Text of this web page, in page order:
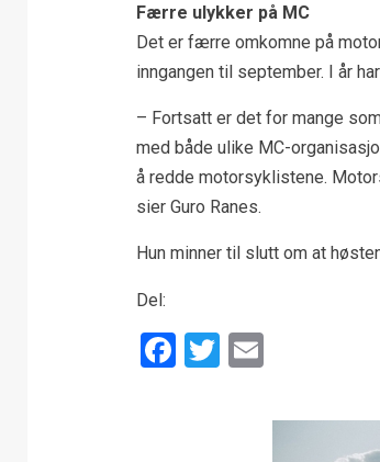
Færre ulykker på MC
Det er færre omkomne på
inngangen til september. I år
– Fortsatt er det for mange
med både ulike MC-
å redde motorsyklistene.
sier Guro Ranes.
Hun minner til slutt om at
Del:
Facebook
Twitter
Email